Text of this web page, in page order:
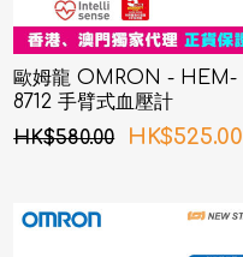
歐姆龍 OMRON - HEM-
8712 手臂式血壓計
HK$580.00
HK$525.00